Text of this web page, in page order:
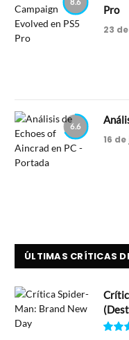
Pro
23
6.6
16
ÚLTIMAS CRÍTICAS